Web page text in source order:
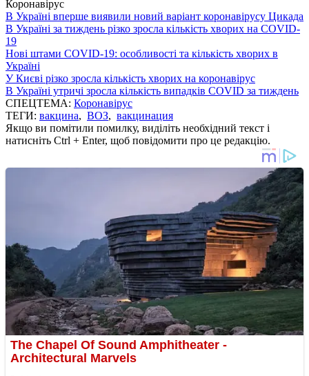
Коронавірус
В Україні вперше виявили новий варіант коронавірусу Цикада
В Україні за тиждень різко зросла кількість хворих на COVID-
19
Нові штами COVID-19: особливості та кількість хворих в
Україні
У Києві різко зросла кількість хворих на коронавірус
В Україні утричі зросла кількість випадків COVID за тиждень
СПЕЦТЕМА: Коронавірус
ТЕГИ: вакцина, ВОЗ, вакцинация
Якщо ви помітили помилку, виділіть необхідний текст і
натисніть Ctrl + Enter, щоб повідомити про це редакцію.